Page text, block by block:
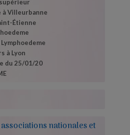
Villeurbanne
Étienne
à Lyon
du 25/​01/​20
nationales et